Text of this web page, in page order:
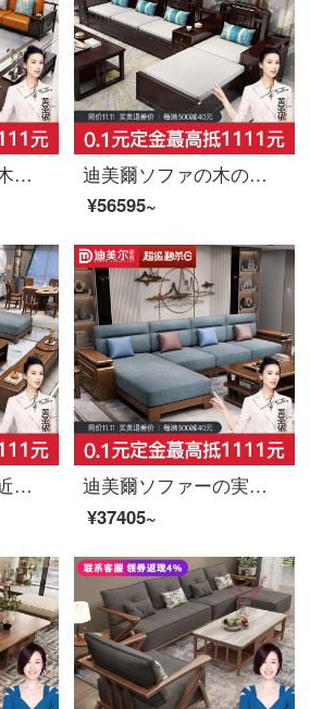
迪美爾新中国式実木ソファ123組現代布芸別荘客間中国風全屋家具独立三人位（布座包）
迪美爾ソファの木のソファーの新しい中国式ソファーのリビングルームの木の高箱の収納物の布芸の角ソファーの組み合わせリビングルームの木製家具の冬夏2用ソファの4人の位+貴妃のベッド+中箱+茶何
¥56595~
迪美爾の中国式の近代的なクルミの木の実木のソファーの小さい家型の回転するソファーの客間は簡単で多い機能を分解してソファーの1+2+3+お茶の何+方面を洗うことができます。
迪美爾ソファーの実木ソファーの組み合わせの小さい部屋型は簡単で現代客間のソファーの独立した二人席を予約します。
¥37405~